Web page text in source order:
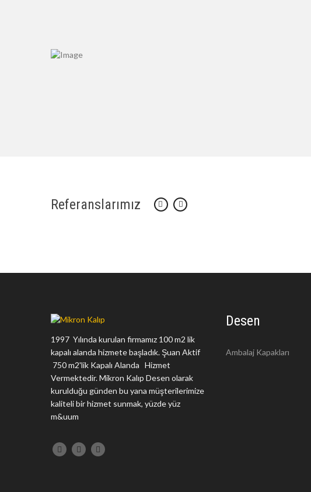
Referanslarımız
1997 Yılında kurulan firmamız 100 m2 lik
kapalı alanda hizmete başladık. Şuan Aktif
750 m2'lik Kapalı Alanda Hizmet
Vermektedir. Mikron Kalıp Desen olarak
kurulduğu günden bu yana müşterilerimize
kaliteli bir hizmet sunmak, yüzde yüz
m&uum
Desen
Ambalaj Kapakları